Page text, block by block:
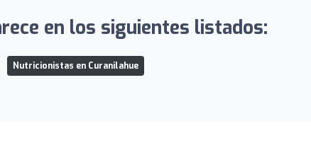
en los siguientes listados:
Nutricionistas en Curanilahue